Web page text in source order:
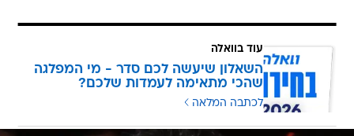
עוד בוואלה
השאלון שיעשה לכם סדר - מי המפלגה
שהכי מתאימה לעמדות שלכם?
לכתבה המלאה